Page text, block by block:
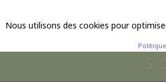
BIJOUX ART LIVRES
Nous utilisons des cookies pour